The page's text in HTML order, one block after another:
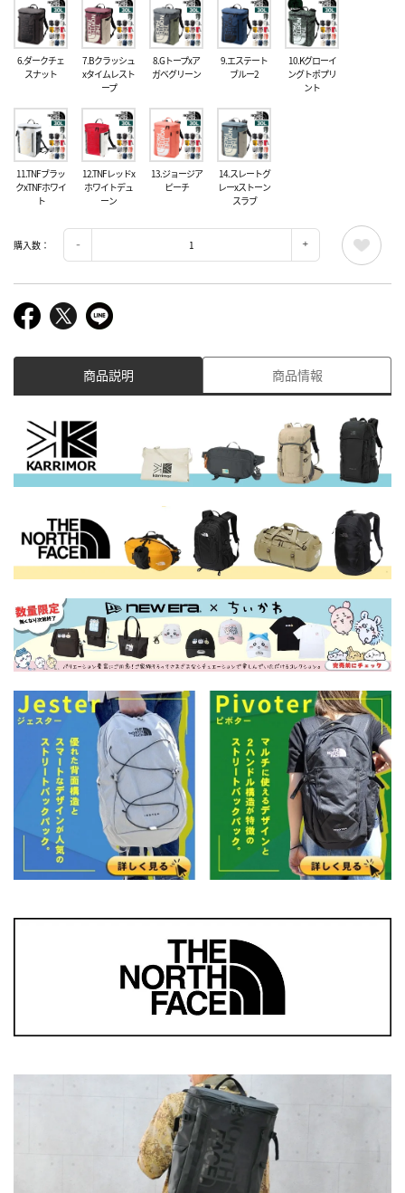
6.ダークチェ
スナット
7.Bクラッシュ
xタイムレスト
ープ
8.Gトープxア
ガベグリーン
9.エステート
ブルー2
10.Kグローイ
ングトポプリ
ント
11.TNFブラッ
クxTNFホワイ
ト
12.TNFレッドx
ホワイトデュ
ーン
13.ジョージア
ピーチ
14.スレートグ
レーxストーン
スラブ
購入数：
商品説明 商品情報